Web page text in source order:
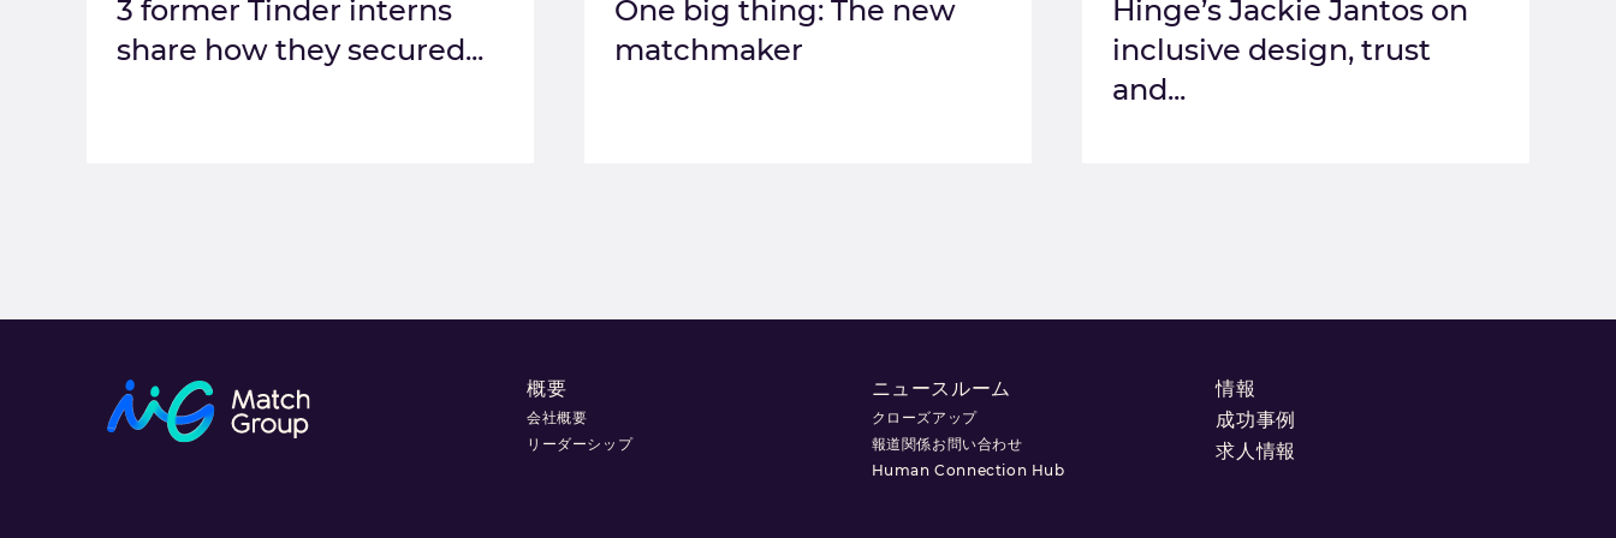
3 former Tinder interns
share how they secured...
One big thing: The new
matchmaker
Hinge’s Jackie Jantos on
inclusive design, trust
and...
概要
会社概要
リーダーシップ
ニュースルーム
クローズアップ
報道関係お問い合わせ
Human Connection Hub
情報
成功事例
求人情報